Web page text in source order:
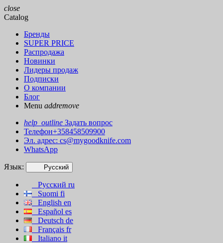
close
Catalog
Бренды
SUPER PRICE
Распродажа
Новинки
Лидеры продаж
Подписки
О компании
Блог
Menu addremove
help_outline Задать вопрос
Телефон+358458509900
Эл. адрес: cs@mygoodknife.com
WhatsApp
Язык: Русский
Русский ru
Suomi fi
English en
Español es
Deutsch de
Français fr
Italiano it